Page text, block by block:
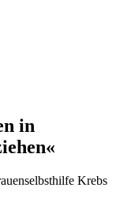
in
Krebs